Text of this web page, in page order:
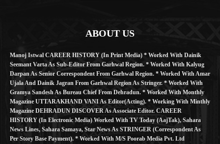
ABOUT US
Manoj Istwal CAREER HISTORY (in Print Media) * Worked With Dainik
Seemant Varta As Sub-Editor From Garhwal Region. * Worked With Kalyug
Darpan As Senior Correspondent From Garhwal Region. * Worked With Amar
Ujala And Dainik Jagran From Garhwal Region As Stringer. * Worked With
Gramya Sandesh As Bureau Chief From Dehradun. * Worked With Monthly
Magazine UTTARAKHAND VANI As Editor(Acting). * Working With Minthly
Magazine DEHRADUN DISCOVER As Associate Editor. CAREER
HISTORY (in Electronic Media) Worked With TV Today (AajTak), Sahara
News Lines, Sahara Samaya, Star News As STRINGER (Correspondent As
Per Story Base Payment). * Worked With M/S Poorab Media Pvt. Ltd